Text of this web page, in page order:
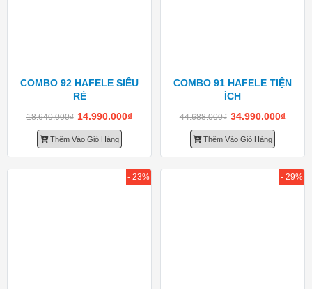
COMBO 92 HAFELE SIÊU
RẺ
18.640.000₫ 14.990.000₫
Thêm Vào Giỏ Hàng
COMBO 91 HAFELE TIỆN
ÍCH
44.688.000₫ 34.990.000₫
Thêm Vào Giỏ Hàng
- 23% - 29%